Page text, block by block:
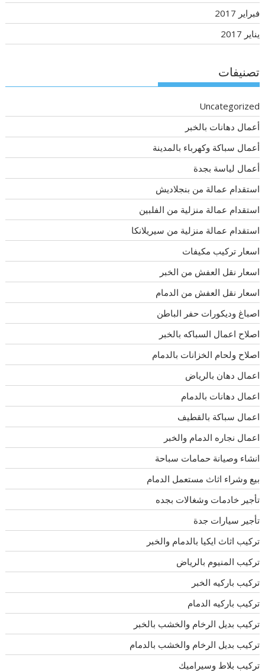
فبراير 2017
يناير 2017
تصنيفات
Uncategorized
أعمال دهانات بالخبر
أعمال سباكة وكهرباء بالمدينة
أعمال لياسة بجدة
استقدام عمالة من بنجلاديش
استقدام عمالة منزلية من الفلبين
استقدام عمالة منزلية من سيريلانكا
اسعار تركيب مكيفات
اسعار نقل العفش من الخبر
اسعار نقل العفش من الدمام
اصباغ وديكورات حفر الباطن
اصلاح اعمال السباكه بالخبر
اصلاح ولحام الخزانات بالدمام
اعمال دهان بالرياض
اعمال دهانات بالدمام
اعمال سباكة بالقطيف
اعمال نجاره الدمام والخبر
انشاء وصيانة حمامات سباحة
بيع وشراء اثاث مستعمل الدمام
تأجير خادمات وشغالات بجده
تأجير سيارات جدة
تركيب اثاث ايكيا بالدمام والخبر
تركيب المنيوم بالرياض
تركيب باركيه الخبر
تركيب باركيه الدمام
تركيب بديل الرخام والخشب بالخبر
تركيب بديل الرخام والخشب بالدمام
تركيب بلاط وسيراميك